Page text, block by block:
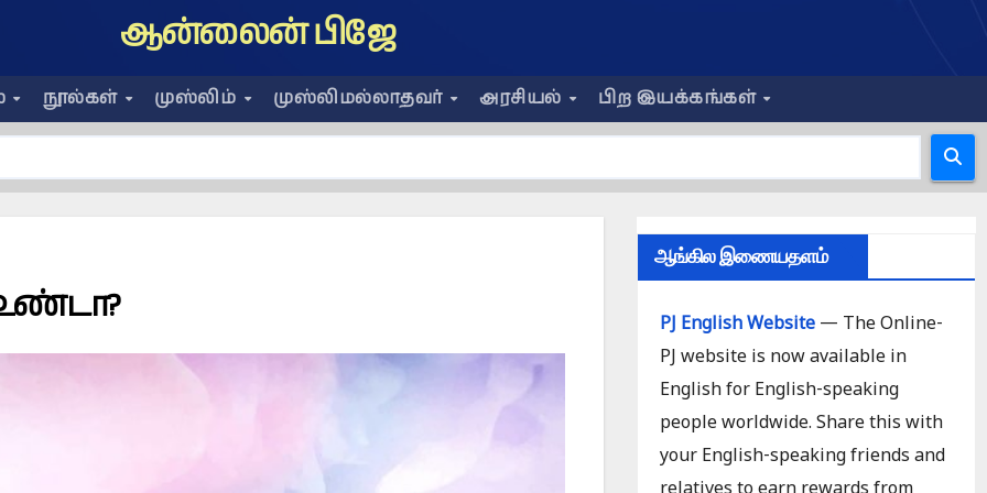
ஆன்லைன் பிஜே
நூல்கள் முஸ்லிம் முஸ்லிமல்லாதவர் அரசியல் பிற இயக்கங்கள்
உண்டா?
ஆங்கில இணையதளம்
PJ English Website— The Online-
PJ website is now available in
English for English-speaking
people worldwide. Share this with
your English-speaking friends and